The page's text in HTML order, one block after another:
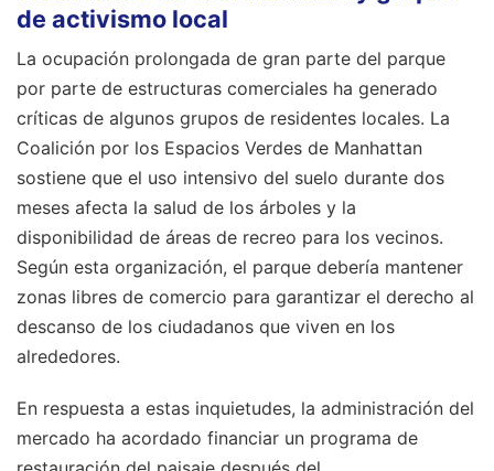
de activismo local
La ocupación prolongada de gran parte del parque
por parte de estructuras comerciales ha generado
críticas de algunos grupos de residentes locales. La
Coalición por los Espacios Verdes de Manhattan
sostiene que el uso intensivo del suelo durante dos
meses afecta la salud de los árboles y la
disponibilidad de áreas de recreo para los vecinos.
Según esta organización, el parque debería mantener
zonas libres de comercio para garantizar el derecho al
descanso de los ciudadanos que viven en los
alrededores.
En respuesta a estas inquietudes, la administración del
mercado ha acordado financiar un programa de